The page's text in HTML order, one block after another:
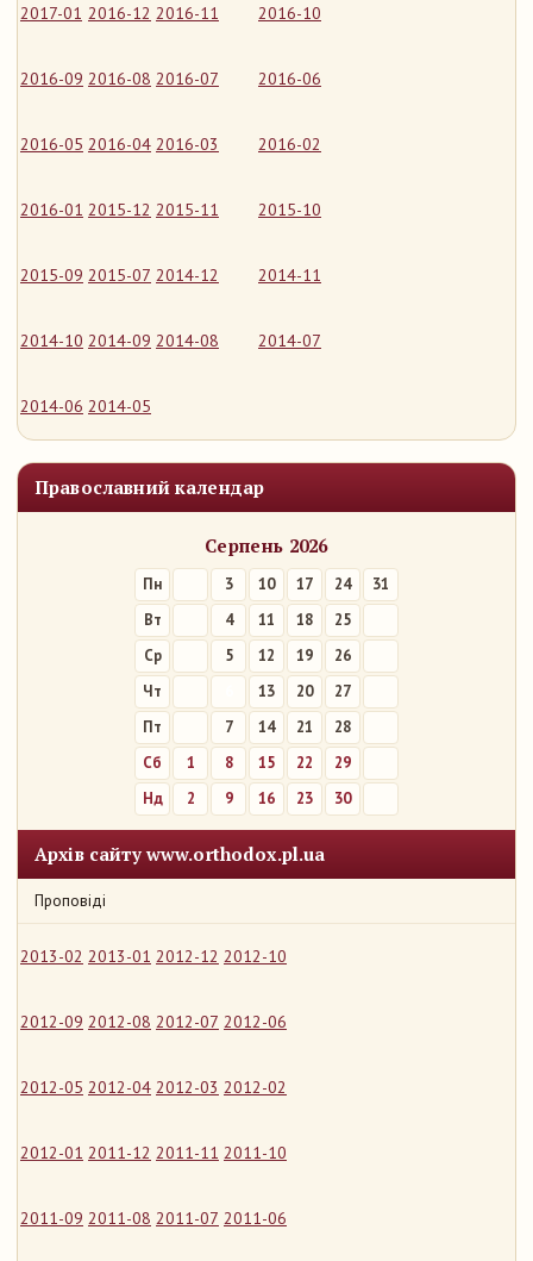
2017-01 2016-12 2016-11 2016-10
2016-09 2016-08 2016-07 2016-06
2016-05 2016-04 2016-03 2016-02
2016-01 2015-12 2015-11 2015-10
2015-09 2015-07 2014-12 2014-11
2014-10 2014-09 2014-08 2014-07
2014-06 2014-05
Православний календар
Серпень 2026
Пн 3 10 17 24
31
Вт
4 11 18
25
Ср
5 12 19
26
Чт
13 20
27
Пт
7 14 21
28
Сб
1 8 15 22
29
Нд
2 9 16 23 30
Архів сайту www.orthodox.pl.ua
Проповіді
2013-02 2013-01 2012-12 2012-10
2012-09 2012-08 2012-07 2012-06
2012-05 2012-04 2012-03 2012-02
2012-01 2011-12 2011-11 2011-10
2011-09 2011-08 2011-07 2011-06